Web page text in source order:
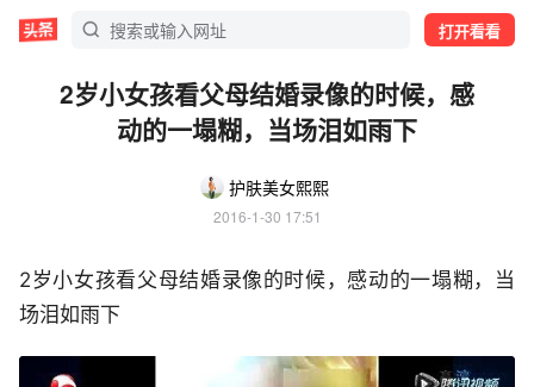
打开看看
2岁小女孩看父母结婚录像的时候，感
动的一塌糊，当场泪如雨下
护肤美女熙熙
2016-1-30 17:51
2岁小女孩看父母结婚录像的时候，感动的一塌糊，当
场泪如雨下